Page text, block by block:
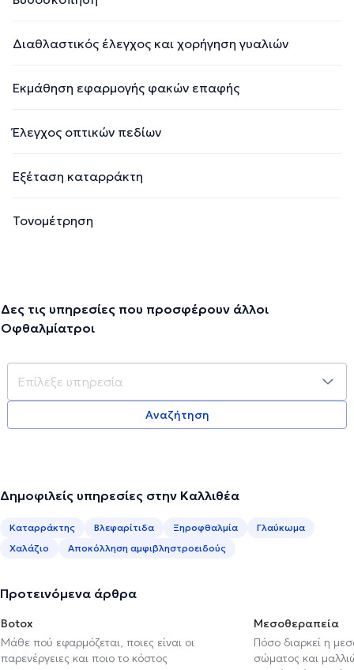
Διαθλαστικός έλεγχος και χορήγηση γυαλιών
Εκμάθηση εφαρμογής φακών επαφής
Έλεγχος οπτικών πεδίων
Εξέταση καταρράκτη
Τονομέτρηση
Δες τις υπηρεσίες που προσφέρουν άλλοι
Οφθαλμίατροι
Αναζήτηση
Δημοφιλείς υπηρεσίες στην Καλλιθέα
Καταρράκτης Βλεφαρίτιδα Ξηροφθαλμία
Γλαύκωμα
Χαλάζιο
Αποκόλληση αμφιβληστροειδούς
Προτεινόμενα άρθρα
Botox
Μάθε πού εφαρμόζεται, ποιες είναι οι
παρενέργειες και ποιο το κόστος
Μεσοθεραπεία
Πόσο διαρκεί η
σώματος και